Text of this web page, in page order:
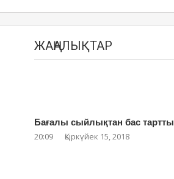
ЖАҢАЛЫҚТАР
Бағалы сыйлықтан бас тартты
20:09 Қыркүйек 15, 2018